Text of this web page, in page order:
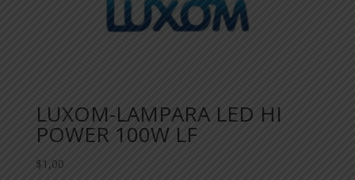
LUXOM-LAMPARA LED HI
POWER 100W LF
$1,00